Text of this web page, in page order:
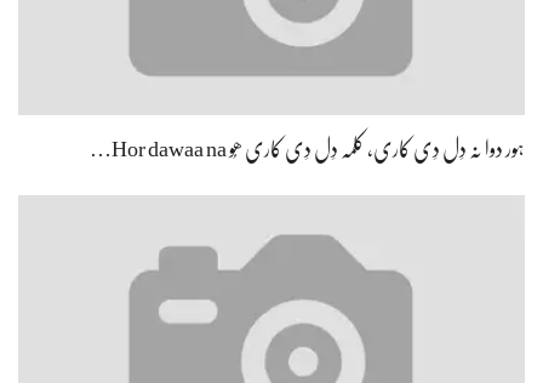
ہور دوا نہ دِل دِی کاری، کلمہ دِل دِی کاری ھُو Hor dawaa na…